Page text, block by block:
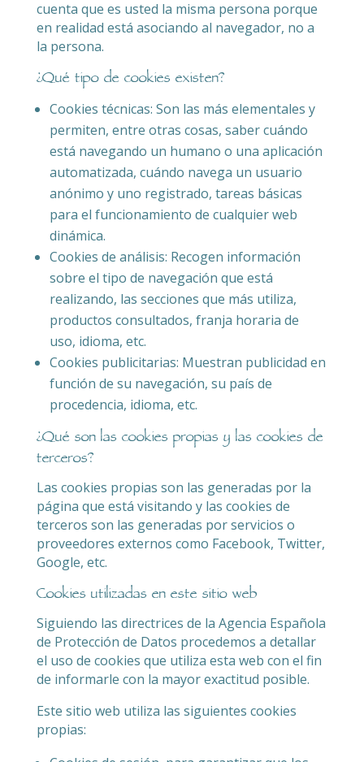
cuenta que es usted la misma persona porque
en realidad está asociando al navegador, no a
la persona.
¿Qué tipo de cookies existen?
Cookies técnicas: Son las más elementales y
permiten, entre otras cosas, saber cuándo
está navegando un humano o una aplicación
automatizada, cuándo navega un usuario
anónimo y uno registrado, tareas básicas
para el funcionamiento de cualquier web
dinámica.
Cookies de análisis: Recogen información
sobre el tipo de navegación que está
realizando, las secciones que más utiliza,
productos consultados, franja horaria de
uso, idioma, etc.
Cookies publicitarias: Muestran publicidad en
función de su navegación, su país de
procedencia, idioma, etc.
¿Qué son las cookies propias y las cookies de
terceros?
Las cookies propias son las generadas por la
página que está visitando y las cookies de
terceros son las generadas por servicios o
proveedores externos como Facebook, Twitter,
Google, etc.
Cookies utilizadas en este sitio web
Siguiendo las directrices de la Agencia Española
de Protección de Datos procedemos a detallar
el uso de cookies que utiliza esta web con el fin
de informarle con la mayor exactitud posible.
Este sitio web utiliza las siguientes cookies
propias: